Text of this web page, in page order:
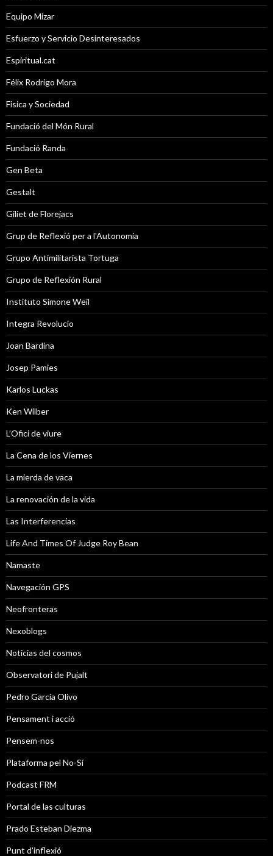
Equipo Mizar
Esfuerzo y Servicio Desinteresados
Espiritual.cat
Félix Rodrigo Mora
Física y Sociedad
Fundació del Món Rural
Fundació Randa
Gen Beta
Gestalt
Giliet de Florejacs
Grup de Reflexió per a l'Autonomia
Grupo Antimilitarista Tortuga
Grupo de Reflexión Rural
Instituto Simone Weil
Integra Revolucio
Joan Bardina
Josep Pamies
Karlos Luckas
Ken Wilber
L’Ofici de viure
La Cena de los Viernes
La mierda de vaca
La renovación de la vida
Las Interferencias
Life And Times Of Judge Roy Bean
Namaste
Navegación GPS
Neofronteras
Nexoblogs
Noticias del cosmos
Observatori de Pujalt
Pedro García Olivo
Pensament i acció
Pensem-nos
Plataforma pel No-Sí
Podcast FRM
Portal de las culturas
Prado Esteban Diezma
Punt d'inflexió